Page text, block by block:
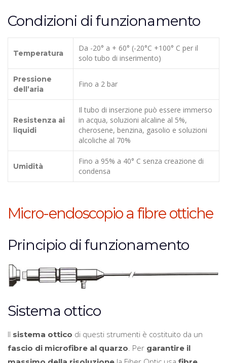
Condizioni di funzionamento
Temperatura
Da -20° a + 60° (-20°C +100° C per il
solo tubo di inserimento)
Pressione
dell’aria
Fino a 2 bar
Resistenza ai
liquidi
Il tubo di inserzione può essere immerso
in acqua, soluzioni alcaline al 5%,
cherosene, benzina, gasolio e soluzioni
alcoliche al 70%
Umidità
Fino a 95% a 40° C senza creazione di
condensa
Micro-endoscopio a fibre ottiche
Principio di funzionamento
Sistema ottico
Il sistema ottico di questi strumenti è costituito da un
fascio di microfibre al quarzo . Per garantire il